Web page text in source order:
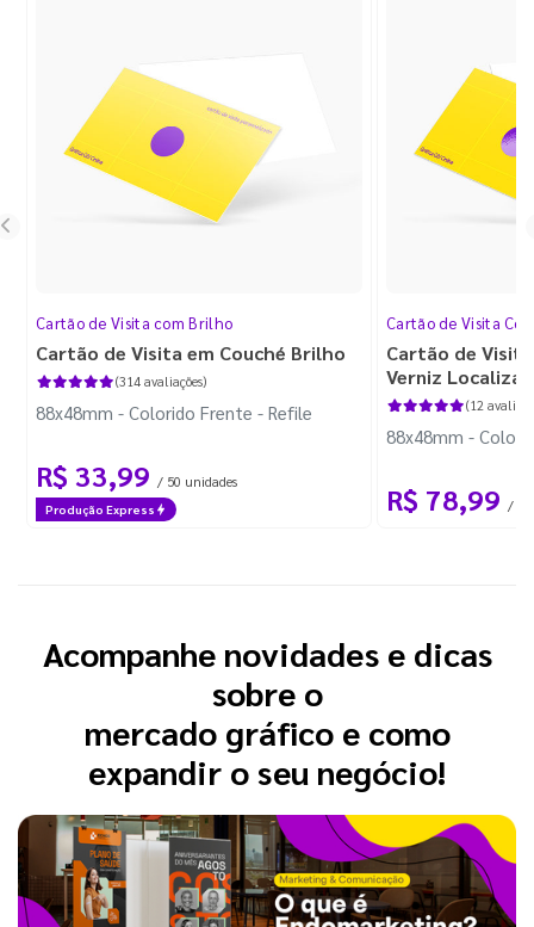
Cartão de Visita com Brilho
Cartão de Visita em Couché Brilho
(314 avaliações)
88x48mm - Colorido Frente - Refile
R$ 33,99 / 50 unidades
Produção Express
Cartão de Visita
Cartão de
Verniz
(12
88x48mm -
R$ 78,99 /
Acompanhe novidades e dicas
sobre o
mercado gráfico e como
expandir o seu negócio!